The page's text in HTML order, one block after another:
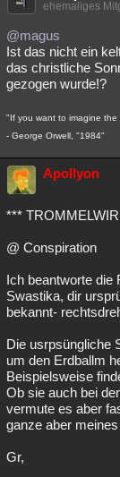
ehemaliges
@magus
Ist das nicht ein
das christliche
gezogen wurde!?
"If you want to imagine
- George Orwell, "1984"
Apollyon
***
@ Conspiration
Ich beantworte die
Swastika, dir
bekannt-
Die usrpsüngliche
um den Erdballm
Beispielsweise
Ob sie auch bei
vermute es aber
ganze aber
Gr,